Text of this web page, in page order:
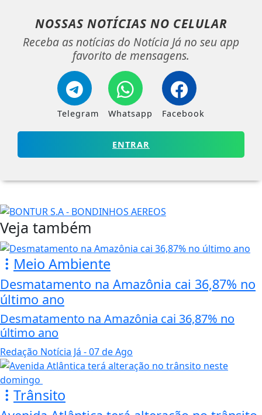
NOSSAS NOTÍCIAS NO CELULAR
Receba as notícias do Notícia Já no seu app
favorito de mensagens.
Telegram Whatsapp Facebook
ENTRAR
Veja também
Meio Ambiente
Desmatamento na Amazônia cai 36,87% no
último ano
Desmatamento na Amazônia cai 36,87% no
último ano
Redação Notícia Já - 07 de Ago
Trânsito